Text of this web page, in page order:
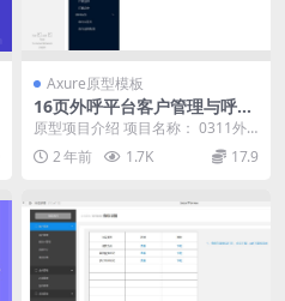
Axure原型模板
16页外呼平台客户管理与呼叫
拦截系统Axure原型模板
原型项目介绍 项目名称： 0311外
呼平台原型v1.2 原型介绍： 这是一
个外呼...
2 年前 1.7K 17.9